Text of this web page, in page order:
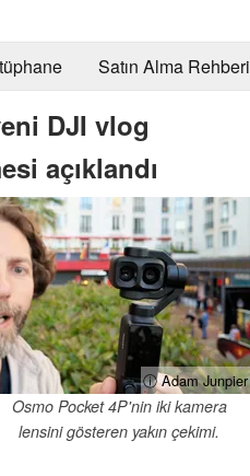
Satın Alma Rehberi
DJI vlog
açıklandı
ⓘ Adam Junpier
Osmo Pocket 4P'nin iki kamera
lensini gösteren yakın çekimi.